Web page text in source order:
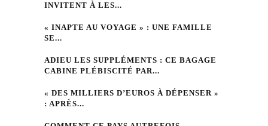
INVITENT À LES...
« INAPTE AU VOYAGE » : UNE FAMILLE
SE...
ADIEU LES SUPPLÉMENTS : CE BAGAGE
CABINE PLÉBISCITÉ PAR...
« DES MILLIERS D’EUROS À DÉPENSER »
: APRÈS...